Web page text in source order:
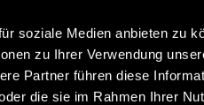
soziale Medien anbieten zu
zu Ihrer Verwendung
Partner führen diese
die sie im Rahmen Ihrer